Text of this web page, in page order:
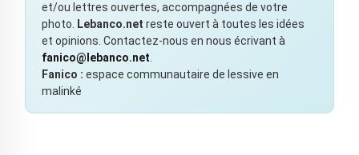
et/ou lettres ouvertes, accompagnées de votre
photo.
Lebanco.net reste ouvert à toutes les idées
et opinions. Contactez-nous en nous écrivant à
fanico@lebanco.net
Fanico : espace communautaire de lessive en
malinké